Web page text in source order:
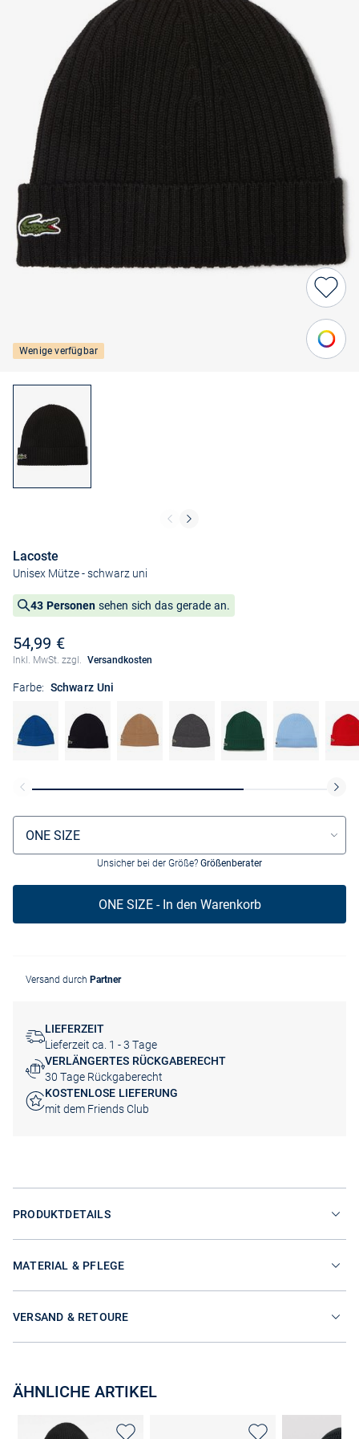
Wenige verfügbar
Lacoste
Unisex Mütze- schwarz uni
43 Personen sehen sich das gerade an.
54,99 €
Inkl. MwSt. zzgl. Versandkosten
Farbe: Schwarz Uni
Größenauswahl
ONE SIZE
Unsicher bei der Größe? Größenberater
ONE SIZE - In den Warenkorb
Versand durch Partner
LIEFERZEIT
Lieferzeit ca. 1 - 3 Tage
VERLÄNGERTES RÜCKGABERECHT
30 Tage Rückgaberecht
KOSTENLOSE LIEFERUNG
mit dem Friends Club
PRODUKTDETAILS
MATERIAL & PFLEGE
VERSAND & RETOURE
ÄHNLICHE ARTIKEL